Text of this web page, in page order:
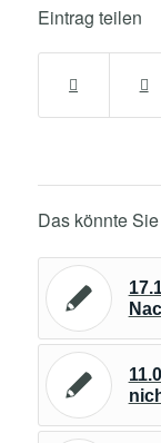
Eintrag teilen
Das könnte